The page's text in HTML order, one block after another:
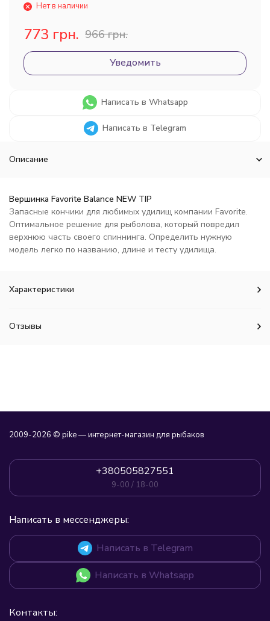
Нет в наличии
773 грн. 966 грн.
Уведомить
Написать в Whatsapp
Написать в Telegram
Описание
Вершинка Favorite Balance NEW TIP
Запасные кончики для любимых удилищ компании Favorite.
Оптимальное решение для рыболова, который повредил
верхнюю часть своего спиннинга. Определить нужную
модель легко по названию, длине и тесту удилища.
Характеристики
Отзывы
2009-2026 © pike — интернет-магазин для рыбаков
+380505827551
9-00 / 18-00
Написать в мессенджеры:
Написать в Telegram
Написать в Whatsapp
Контакты: